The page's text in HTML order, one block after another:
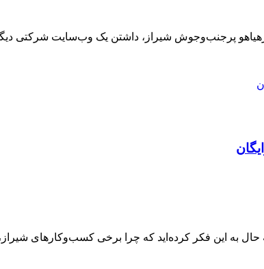
پرهیاهو پرجنب‌وجوش شیراز، داشتن یک وب‌سایت شرکتی
به این فکر کرده‌اید که چرا برخی کسب‌وکارهای